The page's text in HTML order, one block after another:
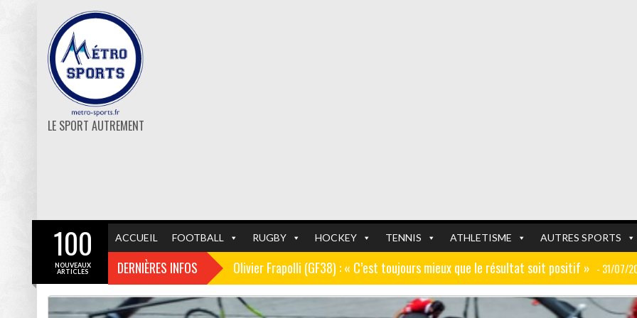
LE SPORT AUTREMENT
ACCUEIL FOOTBALL RUGBY HOCKEY TENNIS ATHLETISME AUTRES SPORTS
DERNIÈRES INFOS Olivier Frapolli (GF38) : « C’est toujours mieux que le résultat soit positif » - 31/07/
Christophe Pélissier (ex AJ Auxerre) : « Le travail dans les centres de formation est
100
NOUVEAUX
ARTICLES
GF38 FOOTBALL FOOTBALL FOOTBALL